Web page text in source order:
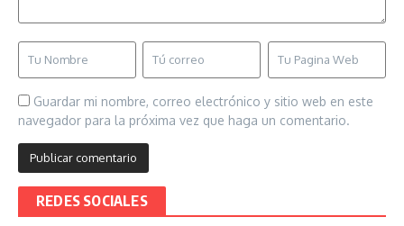
Guardar mi nombre, correo electrónico y sitio web en este
navegador para la próxima vez que haga un comentario.
REDES SOCIALES